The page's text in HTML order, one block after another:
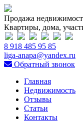
Продажа
Квартиры, дома,
8 918 485 95 85
liga-anapa@yandex.ru
Обратный звонок
Главная
Недвижимость
Отзывы
Статьи
Контакты